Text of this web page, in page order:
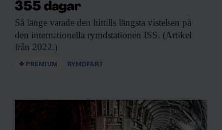
355 dagar
Så länge varade den hittills längsta vistelsen på
den internationella rymdstationen ISS. (Artikel
från 2022.)
PREMIUM RYMDFART